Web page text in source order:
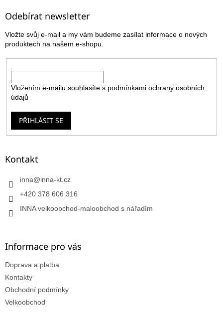
Odebírat newsletter
Vložte svůj e-mail a my vám budeme zasílat informace o nových
produktech na našem e-shopu.
Vložením e-mailu souhlasíte s podmínkami ochrany osobních
údajů
PŘIHLÁSIT SE
Kontakt
inna@inna-kt.cz
+420 378 606 316
INNA velkoobchod-maloobchod s nářadím
Informace pro vás
Doprava a platba
Kontakty
Obchodní podmínky
Velkoobchod